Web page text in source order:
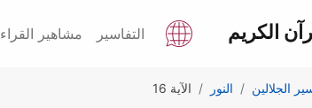
الكريم التفاسير مشاهير القراء
الجلالين النور الآية 16